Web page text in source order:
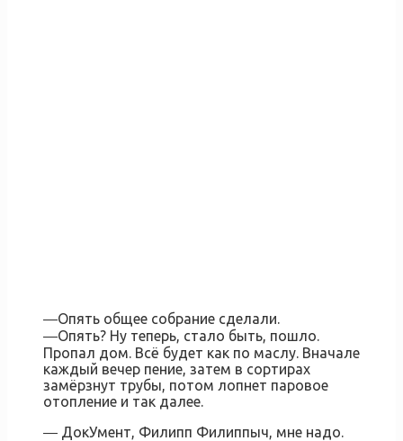
―Опять общее собрание сделали.
―Опять? Ну теперь, стало быть, пошло.
Пропал дом. Всё будет как по маслу. Вначале
каждый вечер пение, затем в сортирах
замёрзнут трубы, потом лопнет паровое
отопление и так далее.
― ДокУмент, Филипп Филиппыч, мне надо.